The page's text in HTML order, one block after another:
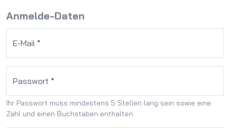
Anmelde-Daten
E-Mail *
Ihr Passwort muss mindestens 5 Stellen lang sein sowie eine
Zahl und einen Buchstaben enthalten
Passwort *